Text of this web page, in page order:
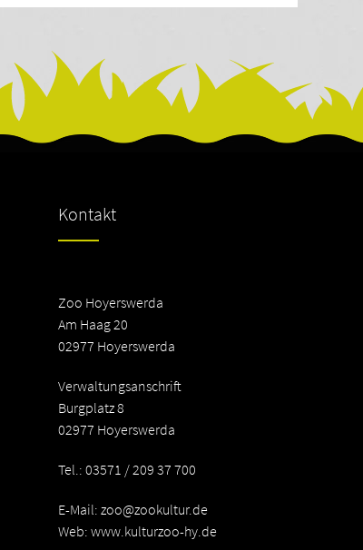
Kontakt
Zoo Hoyerswerda
Am Haag 20
02977 Hoyerswerda
Verwaltungsanschrift
Burgplatz 8
02977 Hoyerswerda
Tel.: 03571 / 209 37 700
E-Mail:zoo@zookultur.de
Web: www.kulturzoo-hy.de